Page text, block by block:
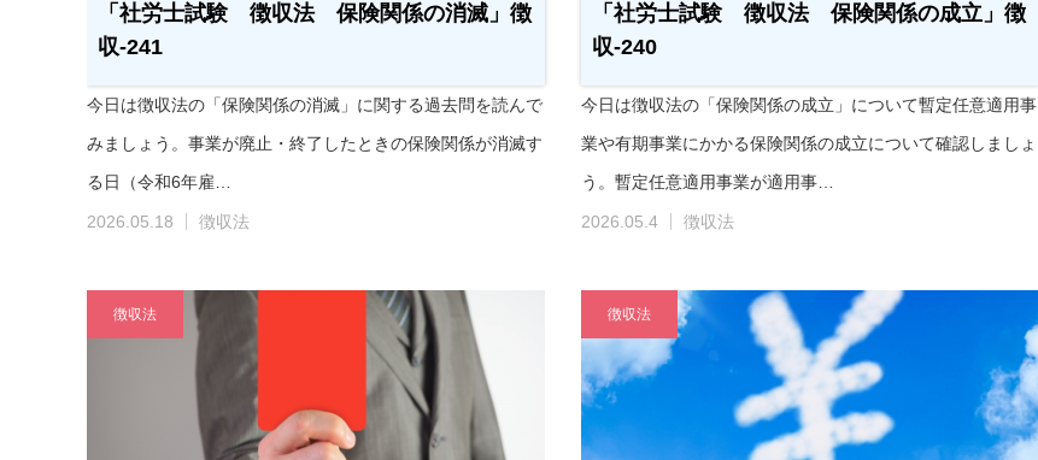
「社労士試験 徴収法 保険関係の消滅」徴
収-241
今日は徴収法の「保険関係の消滅」に関する過去問を読んで
みましょう。事業が廃止・終了したときの保険関係が消滅す
る日（令和6年雇…
2026.05.18 徴収法
「社労士試験 徴収法 保険関係の成立」徴
収-240
今日は徴収法の「保険関係の成立」について暫定任意適用事
業や有期事業にかかる保険関係の成立について確認しましょ
う。暫定任意適用事業が適用事…
2026.05.4 徴収法
徴収法 徴収法